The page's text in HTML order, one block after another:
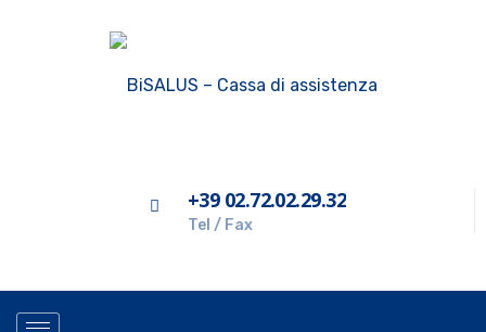
+39 02.72.02.29.32
Tel / Fax